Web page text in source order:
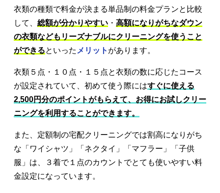
衣類の種類で料金が決まる単品制の料金プランと比較
して、 総額が分かりやすい ・ 高額になりがちなダウン
の衣類などもリーズナブルにクリーニングを使うこと
ができるといった メリット があります。
衣類５点・１０点・１５点と衣類の数に応じたコース
が設定されていて、初めて使う際にはすぐに使える
2,500円分のポイントがもらえて、お得にお試しクリー
ニングを利用することができます。
また、定額制の宅配クリーニングでは割高になりがち
な「ワイシャツ」「ネクタイ」「マフラー」「子供
服」は、３着で１点のカウントでとても使いやすい料
金設定になっています。